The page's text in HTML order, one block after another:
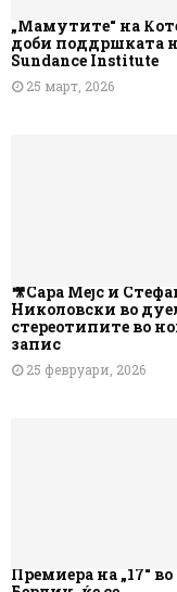
„Мамутите“ на
доби поддршката
Sundance Institute
25 март, 2026
🎥Сара Мејс и
Николовски во
стереотипите во
запис
25 февруари, 2026
Премиера на „17“ во